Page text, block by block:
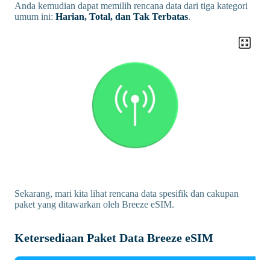
Anda kemudian dapat memilih rencana data dari tiga kategori
umum ini: Harian, Total, dan Tak Terbatas.
Sekarang, mari kita lihat rencana data spesifik dan cakupan
paket yang ditawarkan oleh Breeze eSIM.
Ketersediaan Paket Data Breeze eSIM